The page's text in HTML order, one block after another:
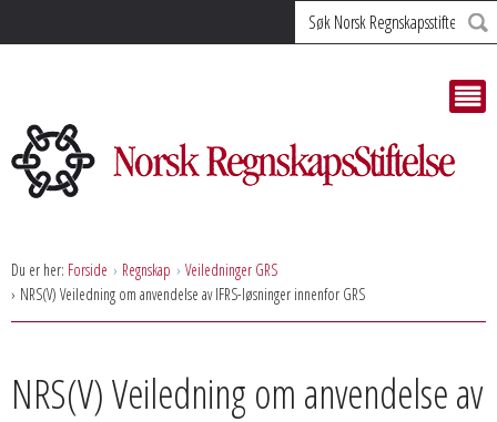
Søk
Du er her: Forside Regnskap
Veiledninger GRS
NRS(V) Veiledning om anvendelse av IFRS-løsninger innenfor GRS
NRS(V) Veiledning om anvendelse av